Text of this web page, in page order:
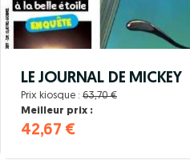
LE JOURNAL DE MICKEY
Prix kiosque : 63,70 €
Meilleur prix :
42,67 €